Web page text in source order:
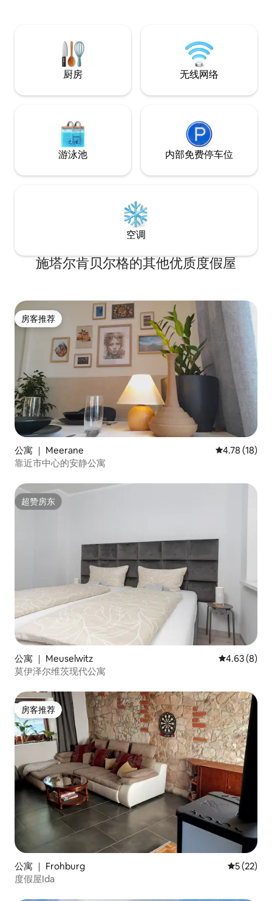
厨房 无线网络
游泳池 内部免费停车位
空调
施塔尔肯贝尔格的其他优质度假屋
房客推荐
房客推荐
公寓 ｜ Meerane 平均评分
4.78 (18)
靠近市中心的安静公寓
超赞房东
超赞房东
公寓 ｜ Meuselwitz 平均评分
4.63 (8)
莫伊泽尔维茨现代公寓
房客推荐
房客推荐
公寓 ｜ Frohburg 平均评分
5 (22)
度假屋Ida